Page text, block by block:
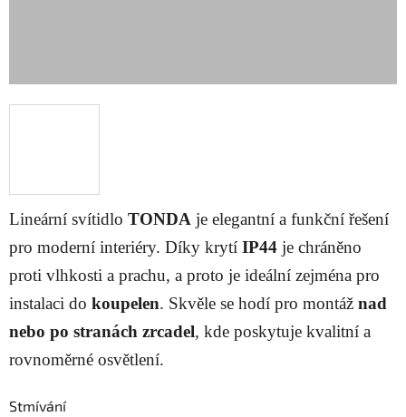
Lineární svítidlo TONDA je elegantní a funkční řešení
pro moderní interiéry. Díky krytí IP44 je chráněno
proti vlhkosti a prachu, a proto je ideální zejména pro
instalaci do koupelen. Skvěle se hodí pro montáž nad
nebo po stranách zrcadel, kde poskytuje kvalitní a
rovnoměrné osvětlení.
Stmívání